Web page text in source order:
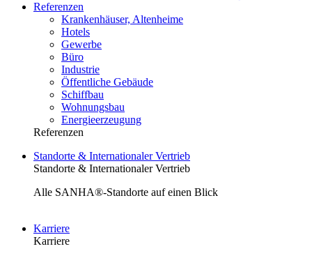
Referenzen
Krankenhäuser, Altenheime
Hotels
Gewerbe
Büro
Industrie
Öffentliche Gebäude
Schiffbau
Wohnungsbau
Energieerzeugung
Referenzen
Standorte & Internationaler Vertrieb
Standorte & Internationaler Vertrieb
Alle SANHA®-Standorte auf einen Blick
Karriere
Karriere